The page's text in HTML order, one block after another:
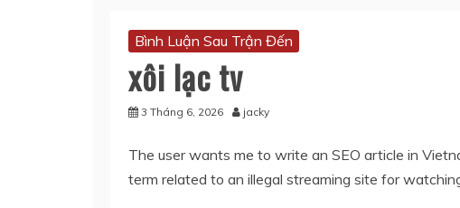
Bình Luận Sau Trận Đến
xôi lạc tv
3 Tháng 6, 2026 jacky
The user wants me to write an SEO article in
term related to an illegal streaming site for